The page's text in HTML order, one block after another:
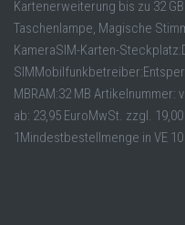
Kartenerweiterung bis zu 32
Taschenlampe, Magische
KameraSIM-Karten-
MBRAM:32 MB Artikelnummer:
ab: 23,95 EuroMwSt. zzgl.
1Mindestbestellmenge in VE